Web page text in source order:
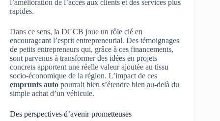
l’amélioration de l’accès aux clients et des services plus
rapides.
Dans ce sens, la DCCB joue un rôle clé en
encourageant l’esprit entrepreneurial. Des témoignages
de petits entrepreneurs qui, grâce à ces financements,
sont parvenus à transformer des idées en projets
concrets apportent une réelle valeur ajoutée au tissu
socio-économique de la région. L’impact de ces
emprunts auto pourrait bien s’étendre bien au-delà du
simple achat d’un véhicule.
Des perspectives d’avenir prometteuses